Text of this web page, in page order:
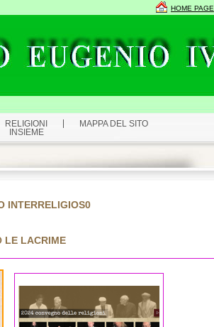
HOME PAGE
RELIGIONI
INSIEME
MAPPA DEL SITO
INTERRELIGIOS0
LE LACRIME